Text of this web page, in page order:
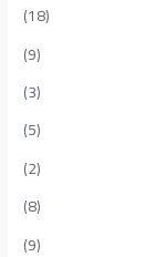
(18)
(9)
(3)
(5)
(2)
(8)
(9)